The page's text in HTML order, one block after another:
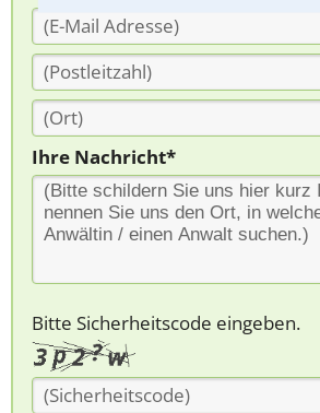
Ihre Nachricht*
Bitte Sicherheitscode eingeben.